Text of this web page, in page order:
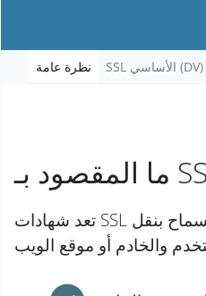
نظرة عامة SSL الأساسي (DV)
تعد شهادات SSL أساسية لأمن الإنترنت. يتم استخدامها لإنشاء اتصال مشفر والسماح بنقل